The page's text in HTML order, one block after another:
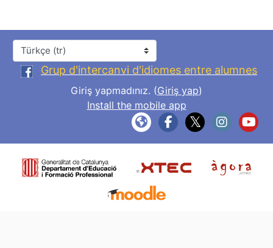
Grup d'intercanvi d'idiomes entre alumnes
Giriş yapmadınız. (Giriş yap)
Install the mobile app